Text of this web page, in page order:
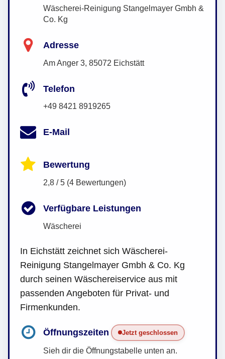
Wäscherei-Reinigung Stangelmayer Gmbh &
Co. Kg
Adresse
Am Anger 3, 85072 Eichstätt
Telefon
+49 8421 8919265
E-Mail
Bewertung
2,8 / 5 (4 Bewertungen)
Verfügbare Leistungen
Wäscherei
In Eichstätt zeichnet sich Wäscherei-
Reinigung Stangelmayer Gmbh & Co. Kg
durch seinen Wäschereiservice aus mit
passenden Angeboten für Privat- und
Firmenkunden.
Öffnungszeiten Jetzt geschlossen
Sieh dir die Öffnungstabelle unten an.